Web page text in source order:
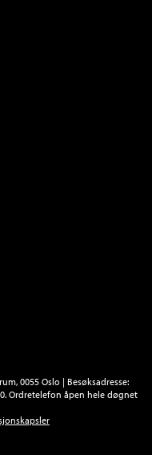
0055 Oslo | Besøksadresse:
Ordretelefon åpen hele døgnet